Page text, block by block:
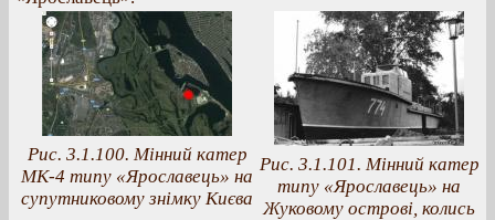
Рис. 3.1.100. Мінний катер
МК-4 типу «Ярославець» на
супутниковому знімку Києва
Рис. 3.1.101. Мінний катер
типу «Ярославець» на
Жуковому острові, колись